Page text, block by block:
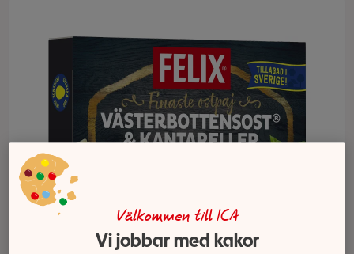
Välkommen till ICA
Vi jobbar med kakor